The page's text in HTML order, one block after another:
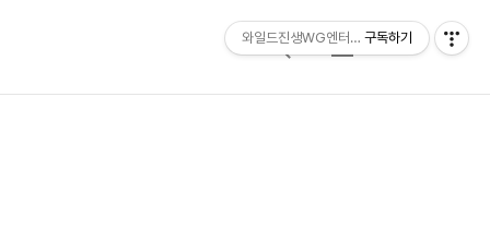
검
메
와일드진생WG엔터테인먼트
구독하기